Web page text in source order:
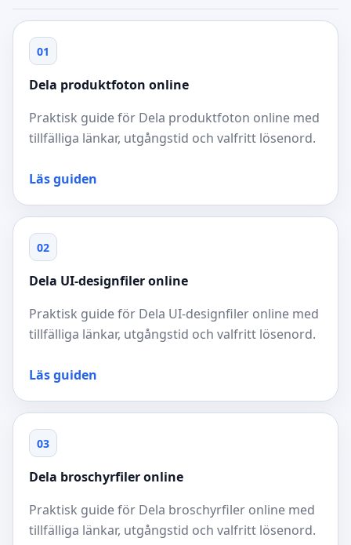
01
Dela produktfoton online
Praktisk guide för Dela produktfoton online med
tillfälliga länkar, utgångstid och valfritt lösenord.
Läs guiden
02
Dela UI-designfiler online
Praktisk guide för Dela UI-designfiler online med
tillfälliga länkar, utgångstid och valfritt lösenord.
Läs guiden
03
Dela broschyrfiler online
Praktisk guide för Dela broschyrfiler online med
tillfälliga länkar, utgångstid och valfritt lösenord.